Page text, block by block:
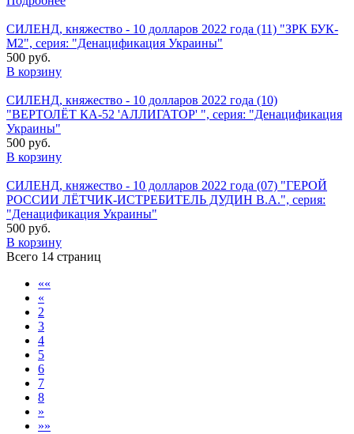
СИЛЕНД, княжество - 10 долларов 2022 года (11) "ЗРК БУК-
М2", серия: "Денацификация Украины"
500 руб.
В корзину
СИЛЕНД, княжество - 10 долларов 2022 года (10)
"ВЕРТОЛЁТ КА-52 'АЛЛИГАТОР' ", серия: "Денацификация
Украины"
500 руб.
В корзину
СИЛЕНД, княжество - 10 долларов 2022 года (07) "ГЕРОЙ
РОССИИ ЛЁТЧИК-ИСТРЕБИТЕЛЬ ДУДИН В.А.", серия:
"Денацификация Украины"
500 руб.
В корзину
Всего 14 страниц
««
«
2
3
4
5
6
7
8
»
»»